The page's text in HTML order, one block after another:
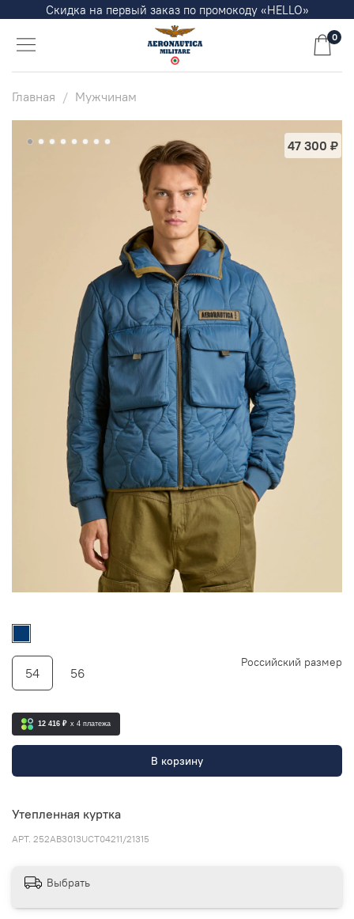
Скидка на первый заказ по промокоду «HELLO»
0
Главная Мужчинам
Утепленная куртка
47 300 ₽
АРТ. 252AB3013UCT04211/21315
12 416 ₽ x 4 платежа
В корзину
Российский размер
54 56
Выбрать